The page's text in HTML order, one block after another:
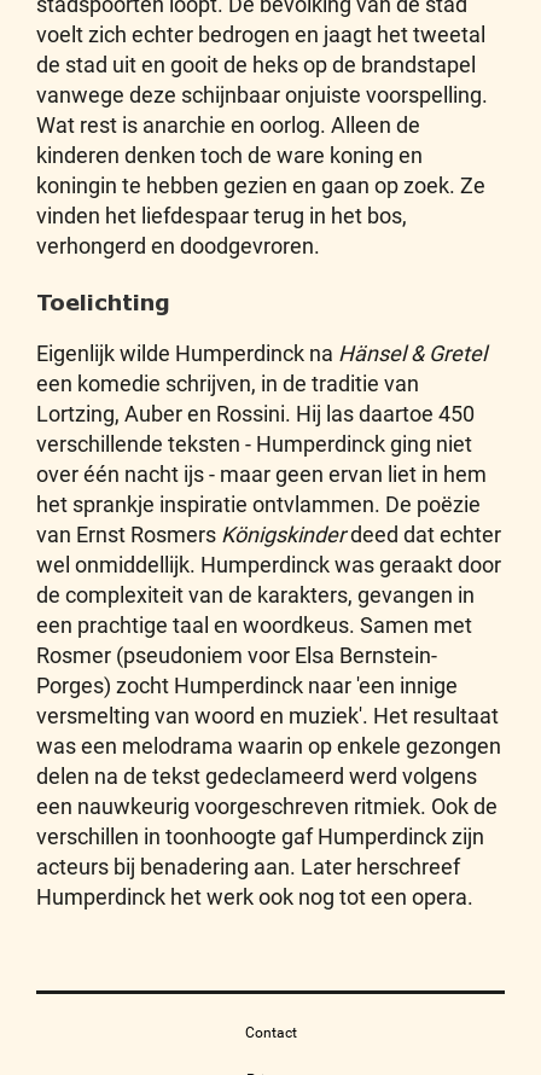
voelt zich echter bedrogen en jaagt het tweetal
de stad uit en gooit de heks op de brandstapel
vanwege deze schijnbaar onjuiste voorspelling.
Wat rest is anarchie en oorlog. Alleen de
kinderen denken toch de ware koning en
koningin te hebben gezien en gaan op zoek. Ze
vinden het liefdespaar terug in het bos,
verhongerd en doodgevroren.
Toelichting
Eigenlijk wilde Humperdinck na Hänsel & Gretel
een komedie schrijven, in de traditie van
Lortzing, Auber en Rossini. Hij las daartoe 450
verschillende teksten - Humperdinck ging niet
over één nacht ijs - maar geen ervan liet in hem
het sprankje inspiratie ontvlammen. De poëzie
van Ernst Rosmers Königskinderdeed dat echter
wel onmiddellijk. Humperdinck was geraakt door
de complexiteit van de karakters, gevangen in
een prachtige taal en woordkeus. Samen met
Rosmer (pseudoniem voor Elsa Bernstein-
Porges) zocht Humperdinck naar 'een innige
versmelting van woord en muziek'. Het resultaat
was een melodrama waarin op enkele gezongen
delen na de tekst gedeclameerd werd volgens
een nauwkeurig voorgeschreven ritmiek. Ook de
verschillen in toonhoogte gaf Humperdinck zijn
acteurs bij benadering aan. Later herschreef
Humperdinck het werk ook nog tot een opera.
Contact